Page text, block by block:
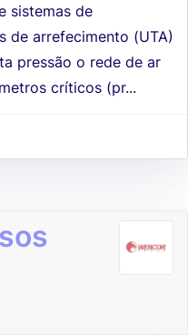
sistemas de
de arrefecimento (UTA)
pressão o rede de ar
críticos (pr...